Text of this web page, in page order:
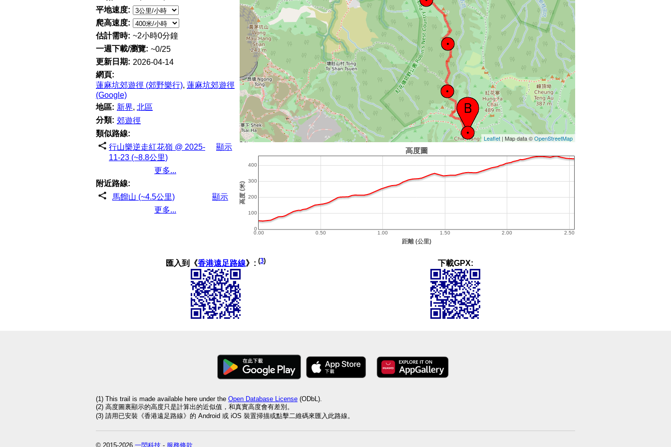
平地速度:
爬高速度:
估計需時: ~2小時0分鐘
一週下載/瀏覽: ~0/25
更新日期: 2026-04-14
網頁:
蓮麻坑郊遊徑 (郊野樂行), 蓮麻坑郊遊徑
(Google)
地區: 新界, 北區
分類: 郊遊徑
類似路線:
行山樂逆走紅花嶺 @ 2025-
11-23 (~8.8公里)
顯示
更多...
附近路線:
馬餾山 (~4.5公里)
顯示
更多...
Leaflet | Map data ©OpenStreetMap
匯入到《香港遠足路線》: (3) 下載GPX:
(1) This trail is made available here under the Open Database License (ODbL).
(2) 高度圖裏顯示的高度只是計算出的近似值，和真實高度會有差別。
(3) 請用已安裝《香港遠足路線》的 Android 或 iOS 裝置掃描或點擊二維碼來匯入此路線。
© 2015-2026 一閃科技 - 服務條款